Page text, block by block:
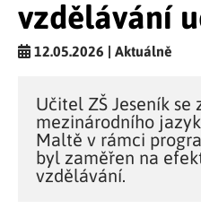
vzdělávání
12.05.2026 | Aktuálně
Učitel ZŠ Jeseník se
mezinárodního
Maltě v rámci
byl zaměřen na
vzdělávání.